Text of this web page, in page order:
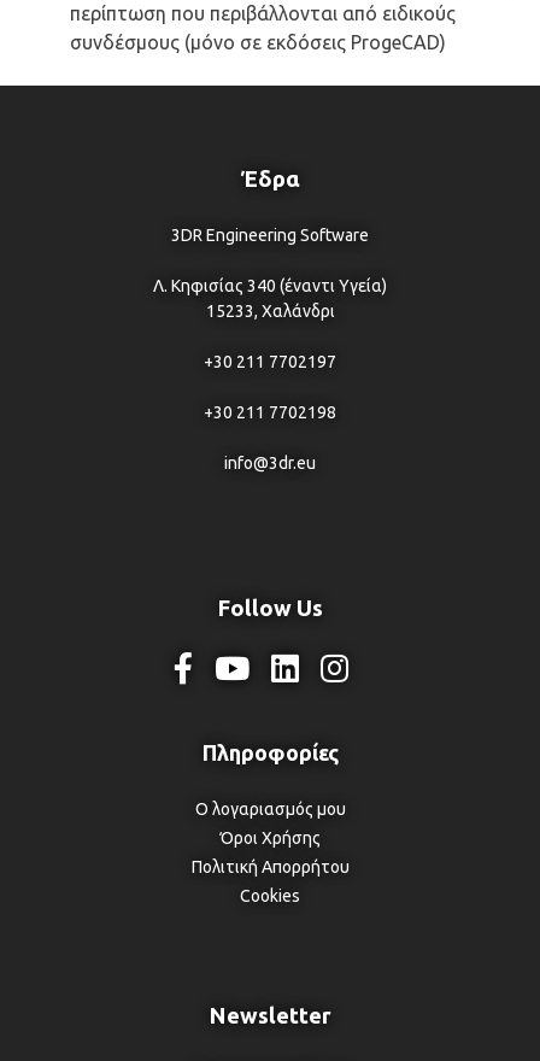
περίπτωση που περιβάλλονται από ειδικούς
συνδέσμους (μόνο σε εκδόσεις ProgeCAD)
Έδρα
3DR Engineering Software
Λ. Κηφισίας 340 (έναντι Υγεία)
15233, Χαλάνδρι
+30 211 7702197
+30 211 7702198
info@3dr.eu
Follow Us
Ο λογαριασμός μου
Όροι Χρήσης
Πολιτική Απορρήτου
Cookies
Newsletter